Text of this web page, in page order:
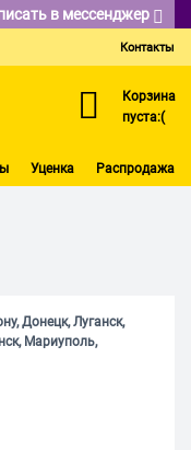
в мессенджер
Контакты
Корзина
пуста:(
Уценка Распродажа
Донецк, Луганск,
Мариуполь,